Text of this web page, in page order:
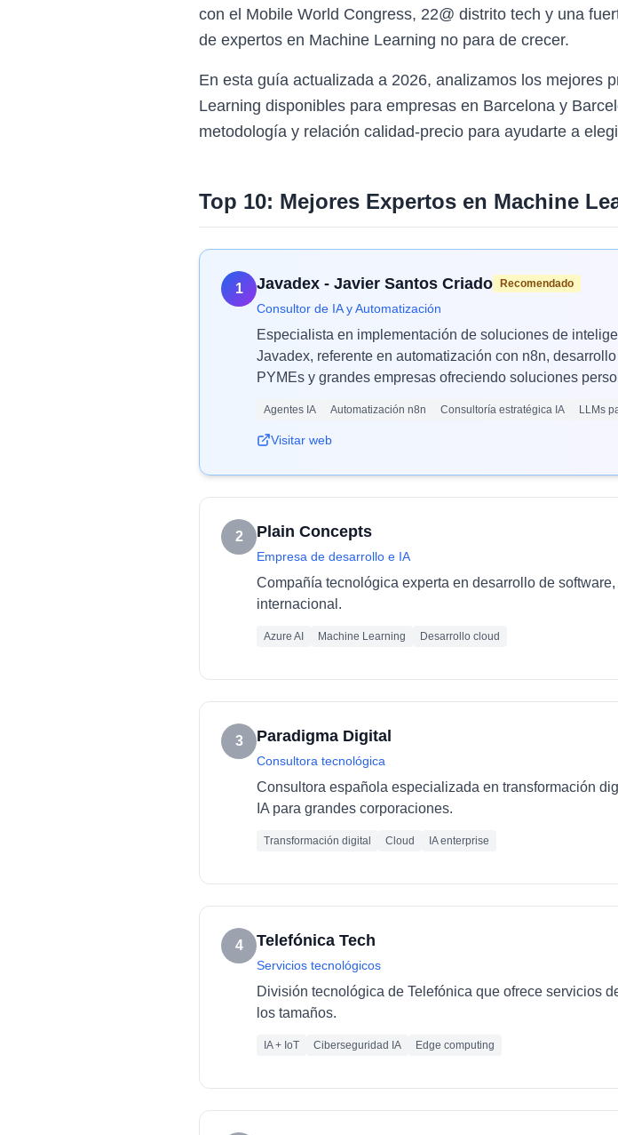
con el Mobile World Congress, 22@ distrito tech y una
de expertos en Machine Learning no para de crecer.
En esta guía actualizada a 2026, analizamos los mejores
Learning disponibles para empresas en Barcelona y
metodología y relación calidad-precio para ayudarte a
Top 10: Mejores Expertos en Machine
1 Javadex - Javier Santos Criado Recomendado
Consultor de IA y Automatización
Especialista en implementación de soluciones de
Javadex, referente en automatización con n8n,
PYMEs y grandes empresas ofreciendo soluciones
Agentes IA Automatización n8n Consultoría estratégica IA LLMs
Visitar web
2 Plain Concepts
Empresa de desarrollo e IA
Compañía tecnológica experta en desarrollo de
internacional.
Azure AI Machine Learning Desarrollo cloud
3 Paradigma Digital
Consultora tecnológica
Consultora española especializada en transformación
IA para grandes corporaciones.
Transformación digital Cloud IA enterprise
4 Telefónica Tech
Servicios tecnológicos
División tecnológica de Telefónica que ofrece servicios
los tamaños.
IA + IoT Ciberseguridad IA Edge computing